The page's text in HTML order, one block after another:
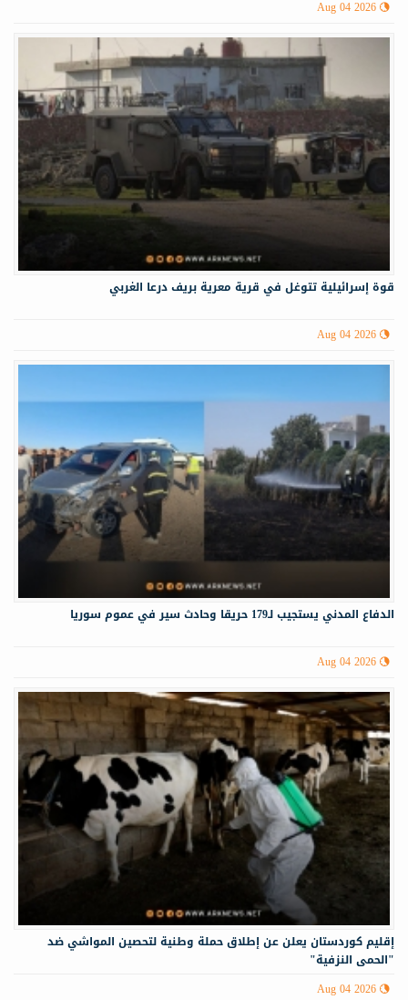
Aug 04 2026
قوة إسرائيلية تتوغل في قرية معرية بريف درعا الغربي
Aug 04 2026
الدفاع المدني يستجيب لـ179 حريقا وحادث سير في عموم سوريا
Aug 04 2026
إقليم كوردستان يعلن عن إطلاق حملة وطنية لتحصين المواشي ضد
"الحمى النزفية"
Aug 04 2026